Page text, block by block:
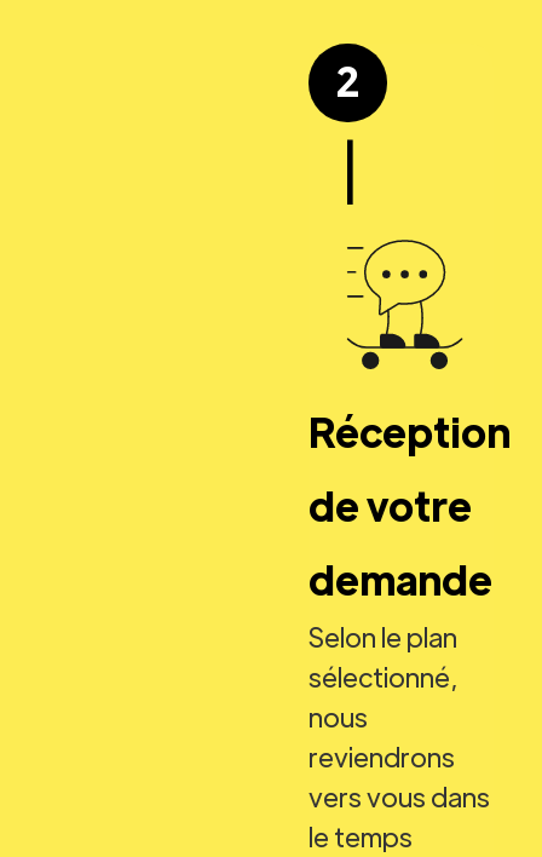
2
|
Réception
de votre
demande
Selon le plan
sélectionné,
nous
reviendrons
vers vous dans
le temps